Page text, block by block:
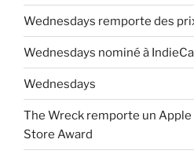
Wednesdays remporte des
Wednesdays nominé à
Wednesdays
The Wreck remporte un
Store Award